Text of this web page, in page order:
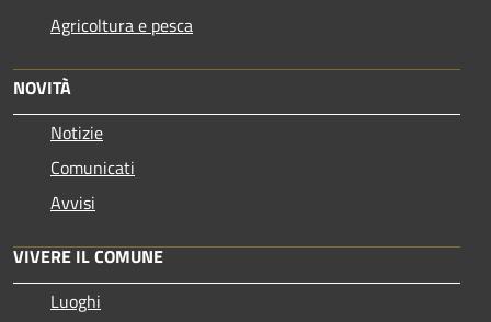
Agricoltura e pesca
NOVITÀ
Notizie
Comunicati
Avvisi
VIVERE IL COMUNE
Luoghi